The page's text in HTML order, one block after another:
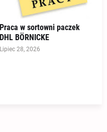
Praca w sortowni paczek
DHL BÖRNICKE
Lipiec 28, 2026